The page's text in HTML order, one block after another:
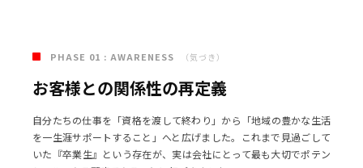
01
PHASE 01 : AWARENESS （気づき）
お客様との関係性の再定義
自分たちの仕事を「資格を渡して終わり」から「地域の豊かな生活
を一生涯サポートすること」へと広げました。これまで見過ごして
いた『卒業生』という存在が、実は会社にとって最も大切でポテン